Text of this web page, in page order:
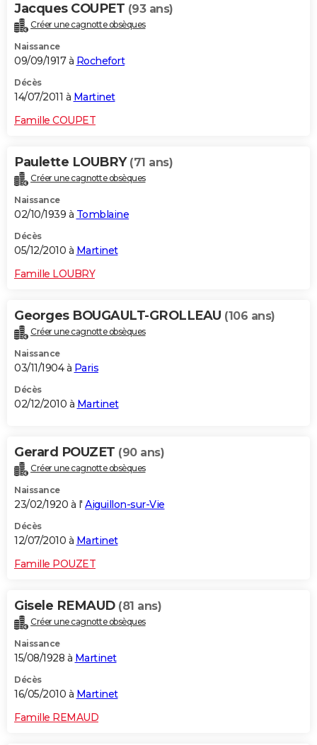
Jacques COUPET (93 ans)
Créer une cagnotte obsèques
Naissance
09/09/1917 à Rochefort
Décès
14/07/2011 à Martinet
Famille COUPET
Paulette LOUBRY (71 ans)
Créer une cagnotte obsèques
Naissance
02/10/1939 à Tomblaine
Décès
05/12/2010 à Martinet
Famille LOUBRY
Georges BOUGAULT-GROLLEAU (106 ans)
Créer une cagnotte obsèques
Naissance
03/11/1904 à Paris
Décès
02/12/2010 à Martinet
Gerard POUZET (90 ans)
Créer une cagnotte obsèques
Naissance
23/02/1920 à l' Aiguillon-sur-Vie
Décès
12/07/2010 à Martinet
Famille POUZET
Gisele REMAUD (81 ans)
Créer une cagnotte obsèques
Naissance
15/08/1928 à Martinet
Décès
16/05/2010 à Martinet
Famille REMAUD